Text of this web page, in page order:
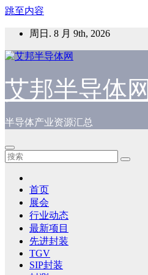
跳至内容
周日. 8 月 9th, 2026
艾邦半导体网
半导体产业资源汇总
首页
展会
行业动态
最新项目
先进封装
TGV
SIP封装